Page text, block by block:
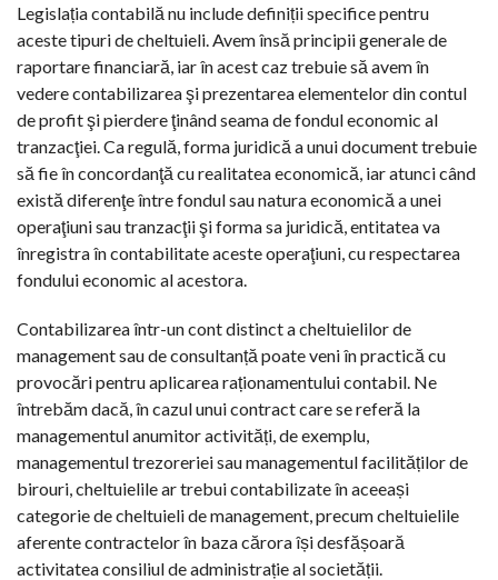
Legislația contabilă nu include definiții specifice pentru
aceste tipuri de cheltuieli. Avem însă principii generale de
raportare financiară, iar în acest caz trebuie să avem în
vedere contabilizarea şi prezentarea elementelor din contul
de profit şi pierdere ţinând seama de fondul economic al
tranzacţiei. Ca regulă, forma juridică a unui document trebuie
să fie în concordanţă cu realitatea economică, iar atunci când
există diferenţe între fondul sau natura economică a unei
operaţiuni sau tranzacţii şi forma sa juridică, entitatea va
înregistra în contabilitate aceste operaţiuni, cu respectarea
fondului economic al acestora.
Contabilizarea într-un cont distinct a cheltuielilor de
management sau de consultanță poate veni în practică cu
provocări pentru aplicarea raționamentului contabil. Ne
întrebăm dacă, în cazul unui contract care se referă la
managementul anumitor activități, de exemplu,
managementul trezoreriei sau managementul facilităților de
birouri, cheltuielile ar trebui contabilizate în aceeași
categorie de cheltuieli de management, precum cheltuielile
aferente contractelor în baza cărora își desfășoară
activitatea consiliul de administrație al societății.